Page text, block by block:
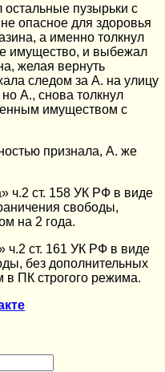
остальные пузырьки с
опасное для здоровья
а именно толкнул
имущество, и выбежал
желая вернуть
следом за А. на улицу
но А., снова толкнул
имуществом с
признала, А. же
ч.2 ст. 158 УК РФ в виде
свободы,
на 2 года.
ч.2 ст. 161 УК РФ в виде
без дополнительных
в ПК строгого режима.